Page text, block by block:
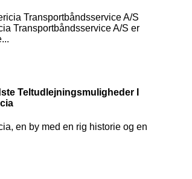
Transportbåndsservice A/S
Transportbåndsservice A/S er
Teltudlejningsmuligheder I
en by med en rig historie og en